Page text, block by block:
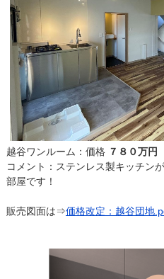
越谷ワンルーム：価格 ７８０万円
コメント：ステンレス製キッチン
部屋です！
販売図面は⇒価格改定：越谷団地